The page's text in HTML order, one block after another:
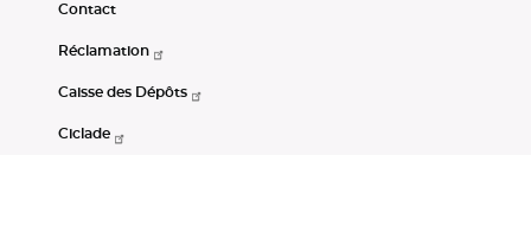
Contact
Réclamation
Caisse des Dépôts
Ciclade